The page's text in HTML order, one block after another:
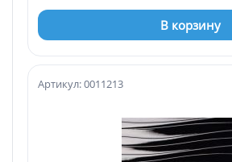
В корзину
Артикул: 0011213